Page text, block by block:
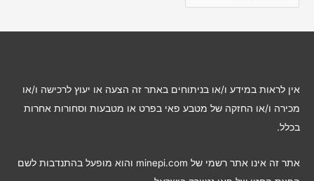
ת
אין לראות במידע ו/או בניתוחים באתר זה הצעה או יעוץ לרכישה ו/או
מכירה ו/או החזקה של מטבע פאי בפרט או מטבעות וסחורות אחרות
בכלל.
אתר זה אינו אתר רשמי של minepi.com והוא מופעל בהתנדבות לשם